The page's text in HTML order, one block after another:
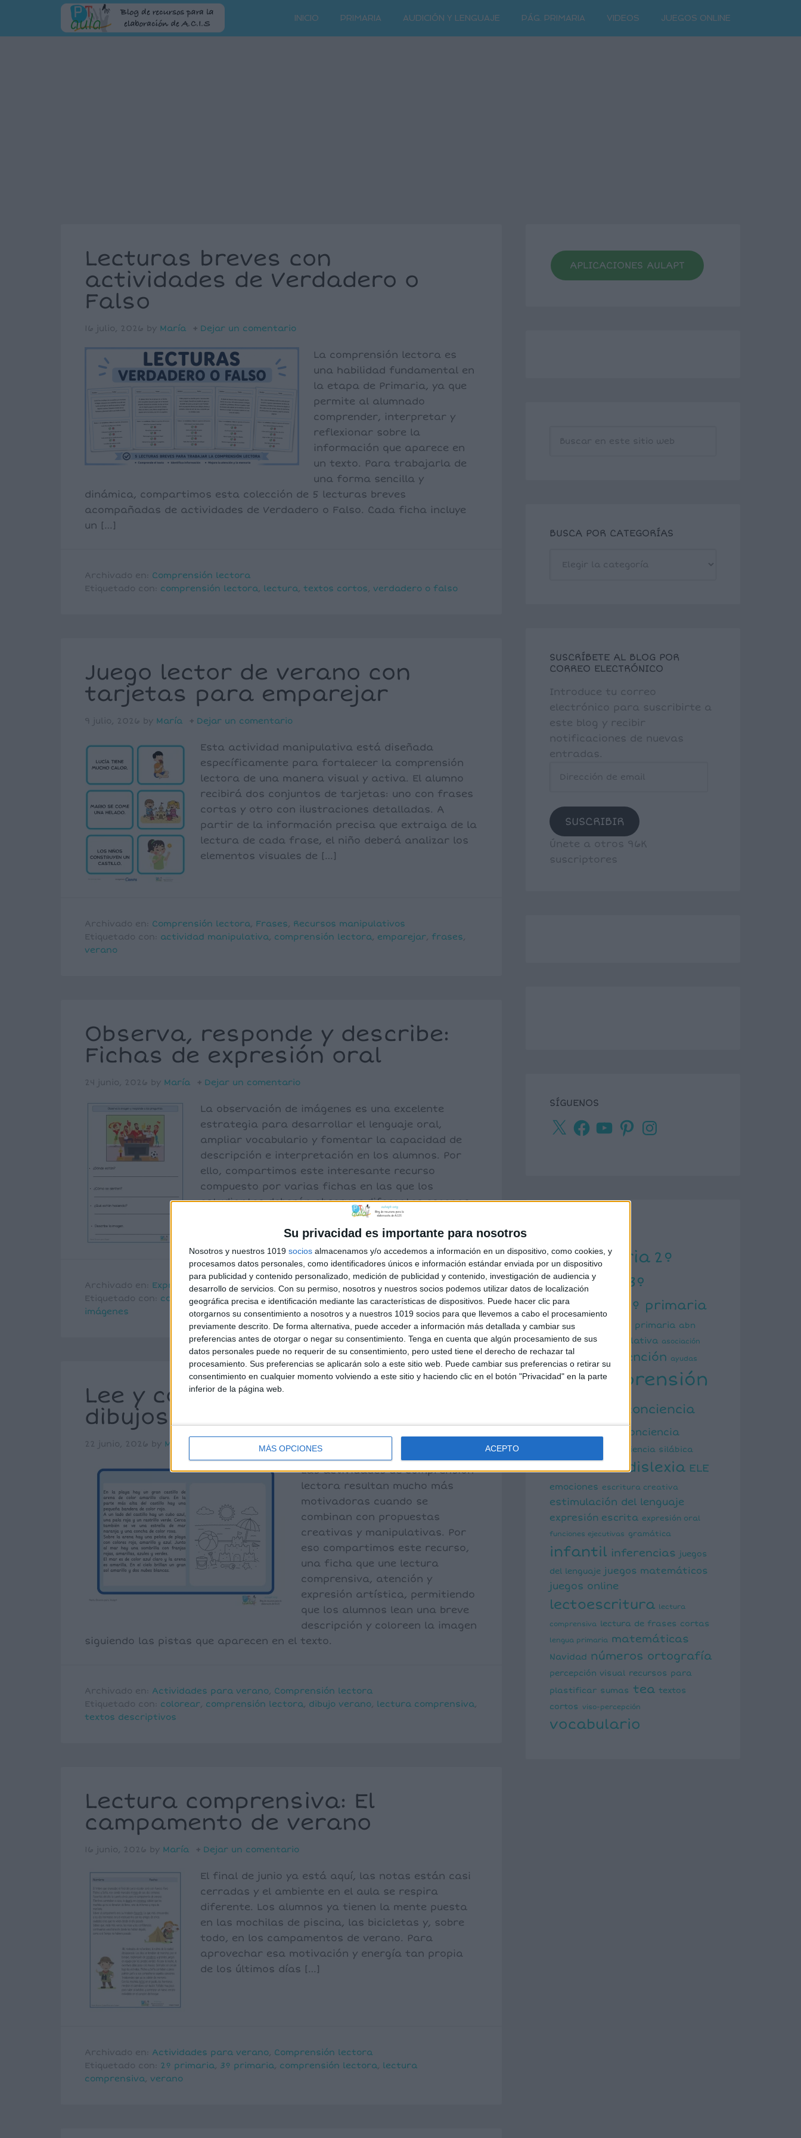
Su privacidad es importante para nosotros
Nosotros y nuestros 1019 socios almacenamos y/o accedemos a información en un dispositivo, como cookies, y
procesamos datos personales, como identificadores únicos e información estándar enviada por un dispositivo
para publicidad y contenido personalizado, medición de publicidad y contenido, investigación de audiencia y
desarrollo de servicios. Con su permiso, nosotros y nuestros socios podemos utilizar datos de localización
geográfica precisa e identificación mediante las características de dispositivos. Puede hacer clic para
otorgarnos su consentimiento a nosotros y a nuestros 1019 socios para que llevemos a cabo el procesamiento
previamente descrito. De forma alternativa, puede acceder a información más detallada y cambiar sus
preferencias antes de otorgar o negar su consentimiento. Tenga en cuenta que algún procesamiento de sus
datos personales puede no requerir de su consentimiento, pero usted tiene el derecho de rechazar tal
procesamiento. Sus preferencias se aplicarán solo a este sitio web. Puede cambiar sus preferencias o retirar su
consentimiento en cualquier momento volviendo a este sitio y haciendo clic en el botón "Privacidad" en la parte
inferior de la página web.
MÁS OPCIONES ACEPTO
INICIO PRIMARIA AUDICIÓN Y LENGUAJE PÁG. PRIMARIA VIDEOS JUEGOS ONLINE
Lecturas breves con
actividades de Verdadero o
Falso
16 julio, 2026 by María Dejar un comentario
La comprensión lectora es
una habilidad fundamental en
la etapa de Primaria, ya que
permite al alumnado
comprender, interpretar y
reflexionar sobre la
información que aparece en
un texto. Para trabajarla de
una forma sencilla y
dinámica, compartimos esta colección de 5 lecturas breves
acompañadas de actividades de Verdadero o Falso. Cada ficha incluye
un […]
Archivado en: Comprensión lectora
Etiquetado con: comprensión lectora, lectura, textos cortos, verdadero o falso
Juego lector de verano con
tarjetas para emparejar
9 julio, 2026 by María Dejar un comentario
Esta actividad manipulativa está diseñada
específicamente para fortalecer la comprensión
lectora de una manera visual y activa. El alumno
recibirá dos conjuntos de tarjetas: uno con frases
cortas y otro con ilustraciones detalladas. A
partir de la información precisa que extraiga de la
lectura de cada frase, el niño deberá analizar los
elementos visuales de […]
Archivado en: Comprensión lectora, Frases, Recursos manipulativos
Etiquetado con: actividad manipulativa, comprensión lectora, emparejar, frases,
verano
Observa, responde y describe:
Fichas de expresión oral
24 junio, 2026 by María Dejar un comentario
La observación de imágenes es una excelente
estrategia para desarrollar el lenguaje oral,
ampliar vocabulario y fomentar la capacidad de
descripción e interpretación en los alumnos. Por
ello, compartimos este interesante recurso
compuesto por varias fichas en las que los
estudiantes deberán observar diferentes escenas
y responder preguntas relacionadas con lo que
Archivado en: Expresión oral
Etiquetado con: comprensión lectora ,describir,DESCRIPCIÓN ,expresión oral,
imágenes
Lee y colorea: Textos con
dibujos veraniegos
22 junio, 2026 by María Dejar un comentario
Las actividades de comprensión
lectora resultan mucho más
motivadoras cuando se
combinan con propuestas
creativas y manipulativas. Por
eso compartimos este recurso,
una ficha que une lectura
comprensiva, atención y
expresión artística, permitiendo
que los alumnos lean una breve
descripción y coloreen la imagen
siguiendo las pistas que aparecen en el texto.
Archivado en: Actividades para verano, Comprensión lectora
Etiquetado con: colorear, comprensión lectora, dibujo verano, lectura comprensiva,
textos descriptivos
Lectura comprensiva: El
campamento de verano
16 junio, 2026 by María Dejar un comentario
El final de junio ya está aquí, las notas están casi
cerradas y el ambiente en el aula se respira
diferente. Los alumnos ya tienen la mente puesta
en las mochilas de piscina, las bicicletas y, sobre
todo, en los campamentos de verano. Para
aprovechar esa motivación y energía tan propia
de los últimos días […]
Archivado en: Actividades para verano, Comprensión lectora
Etiquetado con: 2º primaria, 3º primaria, comprensión lectora, lectura
comprensiva, verano
APLICACIONES AULAPT
BUSCA POR CATEGORÍAS
SUSCRÍBETE AL BLOG POR
CORREO ELECTRÓNICO
Introduce tu correo
electrónico para suscribirte a
este blog y recibir
notificaciones de nuevas
entradas.
SUSCRIBIR
Únete a otros 96K
suscriptores
SÍGUENOS
X
Facebook
YouTubePinterestInstagram
1º primaria 2º
primaria
3º
primaria
4º primaria
5º primaria 6º primaria abn
actividad manipulativa asociación
atención ayudas
comprensión
conciencia
conciencia
conciencia silábica
cálculo mental dislexia ELE
emociones escritura creativa
estimulación del lenguaje
expresión escrita expresión oral
funciones ejecutivas gramática
infantil inferencias juegos
del lenguaje juegos matemáticos
juegos online
lectoescritura lectura
comprensiva lectura de frases cortas
lengua primaria matemáticas
Navidad números ortografía
percepción visual recursos para
plastificar sumas tea textos
cortos
viso-percepción
vocabulario